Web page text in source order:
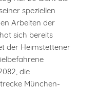
speziellen
Arbeiten der
sich bereits
der Heimstettener
die
München-